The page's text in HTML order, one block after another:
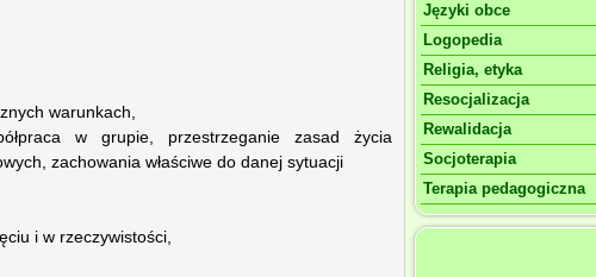
warunkach,
w grupie, przestrzeganie zasad życia
zachowania właściwe do danej sytuacji
i w rzeczywistości,
Języki obce
Logopedia
Religia, etyka
Resocjalizacja
Rewalidacja
Socjoterapia
Terapia pedagogiczna